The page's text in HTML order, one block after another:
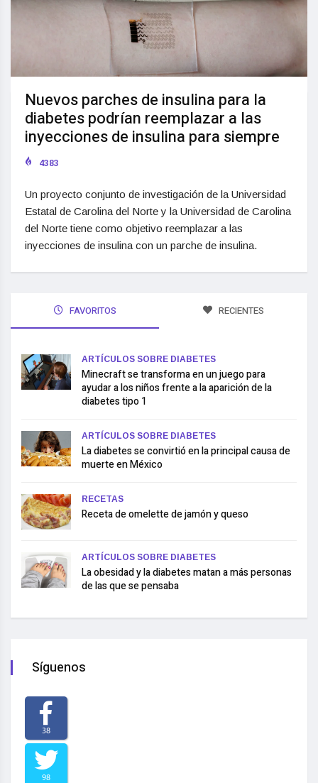
Nuevos parches de insulina para la
diabetes podrían reemplazar a las
inyecciones de insulina para siempre
4383
Un proyecto conjunto de investigación de la Universidad
Estatal de Carolina del Norte y la Universidad de Carolina
del Norte tiene como objetivo reemplazar a las
inyecciones de insulina con un parche de insulina.
FAVORITOS RECIENTES
ARTÍCULOS SOBRE DIABETES
Minecraft se transforma en un juego para
ayudar a los niños frente a la aparición de la
diabetes tipo 1
ARTÍCULOS SOBRE DIABETES
La diabetes se convirtió en la principal causa de
muerte en México
RECETAS
Receta de omelette de jamón y queso
ARTÍCULOS SOBRE DIABETES
La obesidad y la diabetes matan a más personas
de las que se pensaba
Síguenos
38
98